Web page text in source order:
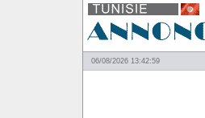
06/08/2026 13:42:59